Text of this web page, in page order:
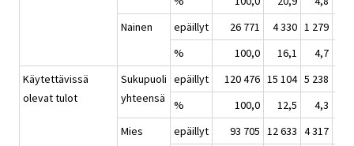
Nainen
epäillyt 26 771 4 330 1 279
%
100,0 16,1 4,7
Käytettävissä
olevat tulot
Sukupuoli
yhteensä
epäillyt 120 476 15 104 5 238
%
100,0 12,5 4,3
Mies
epäillyt 93 705 12 633 4 317